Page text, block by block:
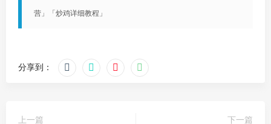
营」「炒鸡详细教程」
分享到：
上一篇
下一篇